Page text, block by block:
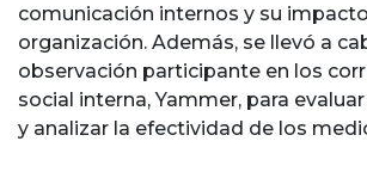
comunicación internos y su
organización. Además, se llevó a
observación participante en los
social interna, Yammer, para
y analizar la efectividad de los